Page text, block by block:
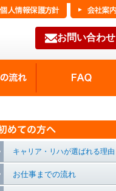
お問い合わせ
お仕事までの流れ
キャリア・リハが選ばれる理由
お仕事までの流れ